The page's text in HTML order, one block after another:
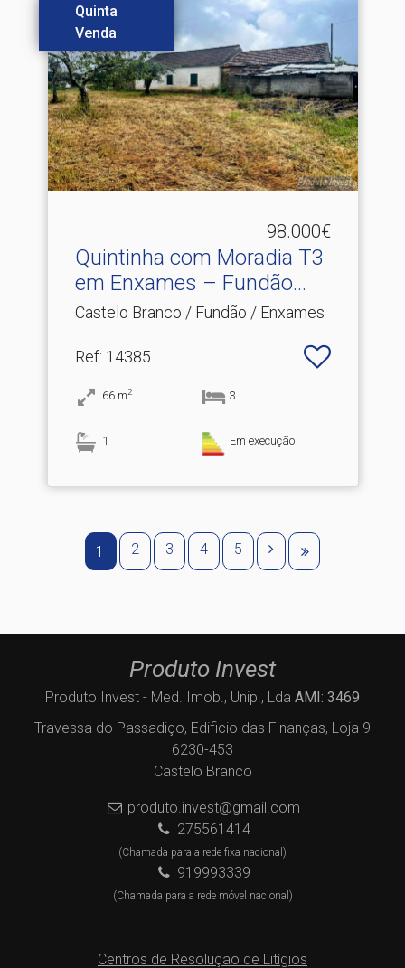
Quinta
Venda
98.000€
Quintinha com Moradia T3
em Enxames – Fundão.​..
Castelo Branco / Fundão / Enxames
Ref: 14385
66 m2 3
1 Em execução
1 2 3 4 5
Produto Invest
Produto Invest - Med. Imob., Unip., Lda AMI: 3469
Travessa do Passadiço, Edificio das Finanças, Loja 9
6230-453
Castelo Branco
produto.invest@gmail.com
275561414
(Chamada para a rede fixa nacional)
919993339
(Chamada para a rede móvel nacional)
Centros de Resolução de Litígios